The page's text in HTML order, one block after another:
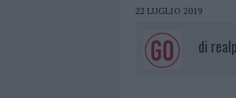
22 LUGLIO 2019
di